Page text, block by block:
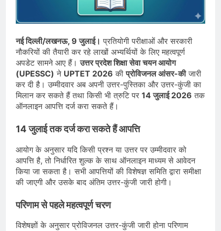
देशभर में विशेष कार्यक्रमों के जरिए भारतीय
बुनकरों और पारंपरिक वस्त्रों को मिलेगा बढ़ावा
August 2, 2026
प्रधानमंत्री नरेंद्र मोदी ने भोगापुरम
अंतरराष्ट्रीय हवाई अड्डे का उद्घाटन किया,
आंध्र प्रदेश में ₹18,000 करोड़ की विकास
परियोजनाओं की शुरुआत
August 2, 2026
केंद्र सरकार ने विस्तारित Khelo India
Scheme को मंजूरी दी, खेल ढाँचे को मजबूत
करने के लिए ₹36,441 करोड़ का बड़ा
प्रावधान
August 1, 2026
नई दिल्ली/लखनऊ, 9 जुलाई। प्रतियोगी परीक्षाओं और सरकारी
नौकरियों की तैयारी कर रहे लाखों अभ्यर्थियों के लिए महत्वपूर्ण
अपडेट सामने आए हैं।उत्तर प्रदेश शिक्षा सेवा चयन आयोग
(UPESSC) ने UPTET 2026 कीप्रोविजनल आंसर-कीजारी
कर दी है। उम्मीदवार अब अपनी उत्तर-पुस्तिका और उत्तर-कुंजी का
मिलान कर सकते हैं तथा किसी भी त्रुटि पर 14 जुलाई 2026 तक
ऑनलाइन आपत्ति दर्ज करा सकते हैं।
14 जुलाई तक दर्ज करा सकते हैं आपत्ति
आयोग के अनुसार यदि किसी प्रश्न या उत्तर पर उम्मीदवार को
आपत्ति है, तो निर्धारित शुल्क के साथ ऑनलाइन माध्यम से आवेदन
किया जा सकता है। सभी आपत्तियों की विशेषज्ञ समिति द्वारा समीक्षा
की जाएगी और उसके बाद अंतिम उत्तर-कुंजी जारी होगी।
परिणाम से पहले महत्वपूर्ण चरण
विशेषज्ञों के अनुसार प्रोविजनल उत्तर-कुंजी जारी होना परिणाम